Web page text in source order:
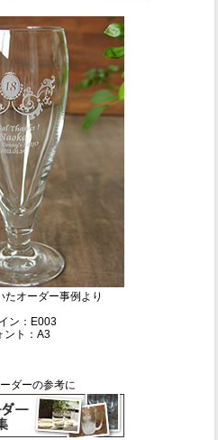
たオーダー事例より
ン：E003
ント：A3
ダーの参考に